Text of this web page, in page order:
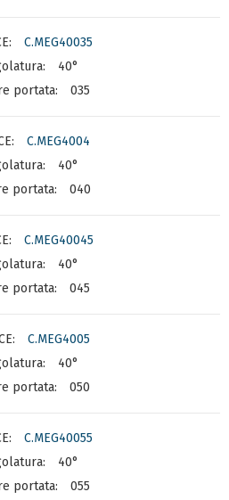
C.MEG40035
40°
035
C.MEG4004
40°
040
C.MEG40045
40°
045
C.MEG4005
40°
050
C.MEG40055
40°
055